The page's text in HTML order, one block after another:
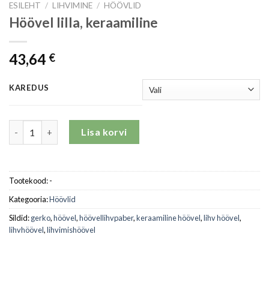
ESILEHT / LIHVIMINE / HÖÖVLID
Höövel lilla, keraamiline
43,64 €
KAREDUS
Höövel lilla, keraamiline kogus
Lisa korvi
Tootekood:-
Kategooria:Höövlid
Sildid:gerko,höövel,höövellihvpaber,keraamiline höövel,lihv höövel,
lihvhöövel,lihvimishöövel